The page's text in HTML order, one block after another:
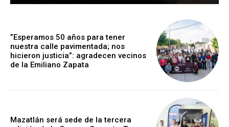
”Esperamos 50 años para tener
nuestra calle pavimentada; nos
hicieron justicia”: agradecen vecinos
de la Emiliano Zapata
Mazatlán será sede de la tercera